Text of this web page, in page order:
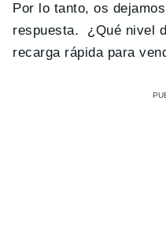
Por lo tanto, os
respuesta. ¿Qué nivel
recarga rápida para